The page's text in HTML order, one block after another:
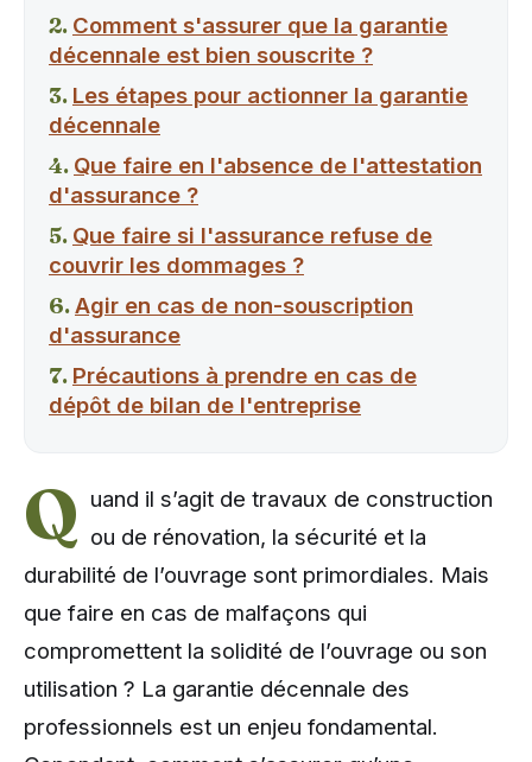
Comment s'assurer que la garantie
décennale est bien souscrite ?
Les étapes pour actionner la garantie
décennale
Que faire en l'absence de l'attestation
d'assurance ?
Que faire si l'assurance refuse de
couvrir les dommages ?
Agir en cas de non-souscription
d'assurance
Précautions à prendre en cas de
dépôt de bilan de l'entreprise
Q uand il s’agit de travaux de construction
ou de rénovation, la sécurité et la
durabilité de l’ouvrage sont primordiales. Mais
que faire en cas de malfaçons qui
compromettent la solidité de l’ouvrage ou son
utilisation ? La garantie décennale des
professionnels est un enjeu fondamental.